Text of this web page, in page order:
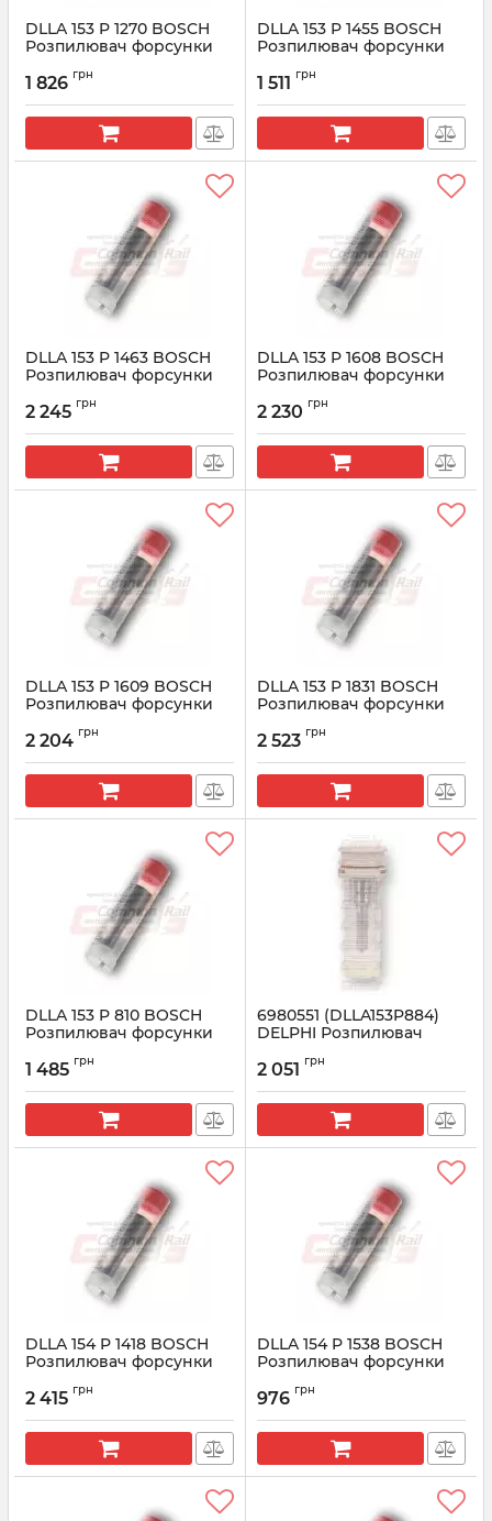
DLLA 153 P 1270 BOSCH
Розпилювач форсунки
Артикул:
1 826 грн
DLLA 153 P 1455 BOSCH
Розпилювач форсунки
Артикул:
1 511 грн
DLLA 153 P 1463 BOSCH
Розпилювач форсунки
Артикул:
2 245 грн
DLLA 153 P 1608 BOSCH
Розпилювач форсунки
Артикул:
2 230 грн
DLLA 153 P 1609 BOSCH
Розпилювач форсунки
Артикул: 0433171983
2 204 грн
DLLA 153 P 1831 BOSCH
Розпилювач форсунки
Артикул:
2 523 грн
DLLA 153 P 810 BOSCH
Розпилювач форсунки
Артикул:
1 485 грн
6980551 (DLLA153P884)
DELPHI Розпилювач
Citroen 2.2/2.4
Артикул: 6980551
2 051 грн
DLLA 154 P 1418 BOSCH
Розпилювач форсунки
Артикул:
2 415 грн
DLLA 154 P 1538 BOSCH
Розпилювач форсунки
Артикул:
976 грн